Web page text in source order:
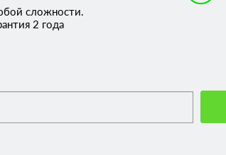
сложности.
2 года